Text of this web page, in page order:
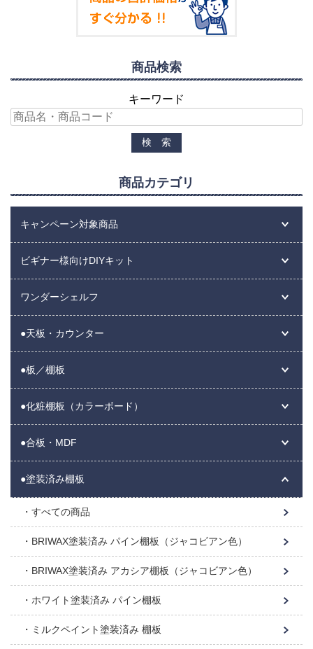
商品検索
キーワード
商品カテゴリ
キャンペーン対象商品
ビギナー様向けDIYキット
ワンダーシェルフ
●天板・カウンター
●板／棚板
●化粧棚板（カラーボード）
●合板・MDF
●塗装済み棚板
すべての商品
BRIWAX塗装済み パイン棚板（ジャコビアン色）
BRIWAX塗装済み アカシア棚板（ジャコビアン色）
ホワイト塗装済み パイン棚板
ミルクペイント塗装済み 棚板